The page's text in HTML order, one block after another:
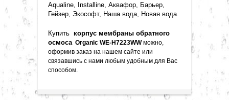
Aqualine, Installine, Аквафор, Барьер,
Гейзер, Экософт, Наша вода, Новая вода.
Купить корпус мембраны обратного
осмоса Organic WE-H7223WW можно,
оформив заказ на нашем сайте или
связавшись с нами любым удобным для Вас
способом